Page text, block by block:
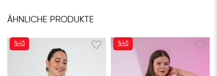
ÄHNLICHE PRODUKTE
%45 %45
%45RABATT